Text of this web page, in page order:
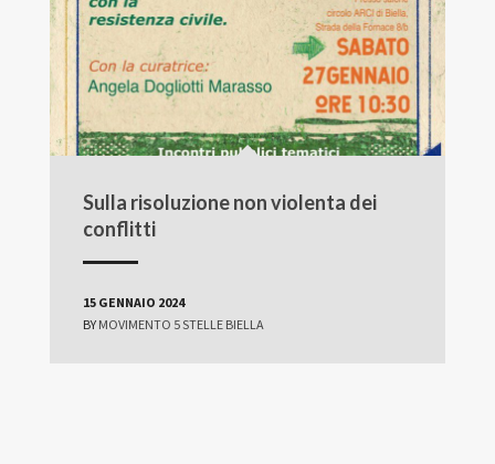
Sulla risoluzione non violenta dei
conflitti
15 GENNAIO 2024
BY MOVIMENTO 5 STELLE BIELLA